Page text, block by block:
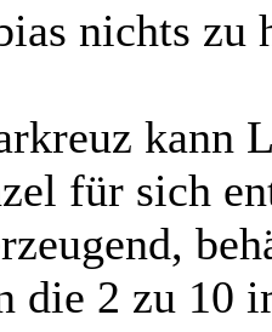
nichts zu
kann
für sich
die 2 zu 10